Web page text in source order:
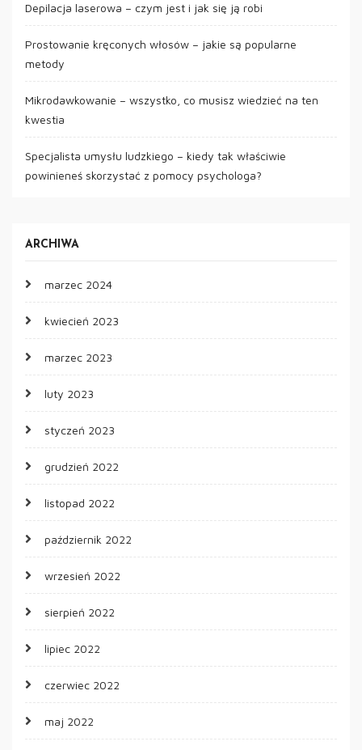
Depilacja laserowa – czym jest i jak się ją robi
Prostowanie kręconych włosów – jakie są popularne
metody
Mikrodawkowanie – wszystko, co musisz wiedzieć na ten
kwestia
Specjalista umysłu ludzkiego – kiedy tak właściwie
powinieneś skorzystać z pomocy psychologa?
ARCHIWA
marzec 2024
kwiecień 2023
marzec 2023
luty 2023
styczeń 2023
grudzień 2022
listopad 2022
październik 2022
wrzesień 2022
sierpień 2022
lipiec 2022
czerwiec 2022
maj 2022